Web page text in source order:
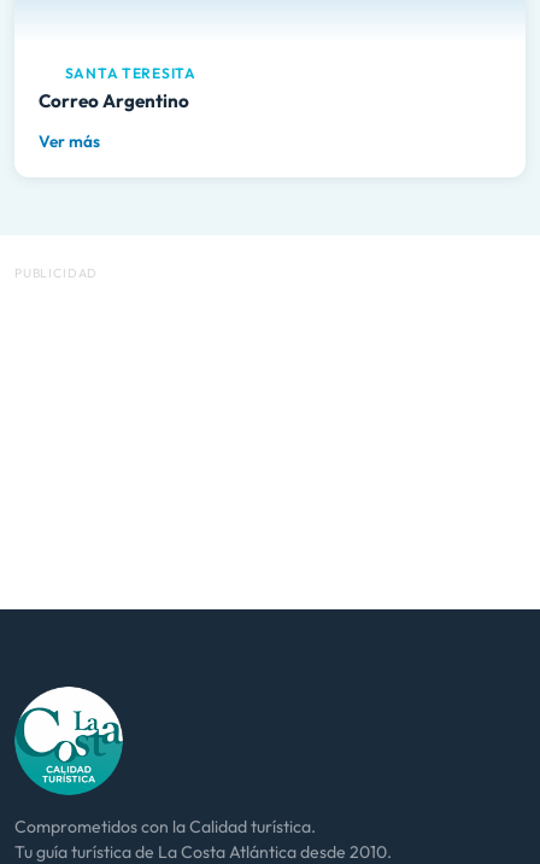
SANTA TERESITA
Correo Argentino
Ver más
PUBLICIDAD
Comprometidos con la Calidad turística.
Tu guía turística de La Costa Atlántica desde 2010.